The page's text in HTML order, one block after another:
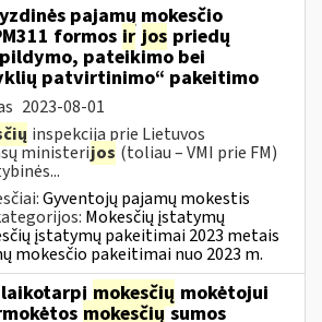
pajamų mokesčio
formos ir jos priedų
pateikimo bei
patvirtinimo“ pakeitimo
2023-08-01
inspekcija prie Lietuvos
ministerijos (toliau – VMI prie FM)
Gyventojų pajamų mokestis
Mokesčių įstatymų
įstatymų pakeitimai 2023 metais
mokesčio pakeitimai nuo 2023 m.
mokesčių mokėtojui
mokesčiųsumos